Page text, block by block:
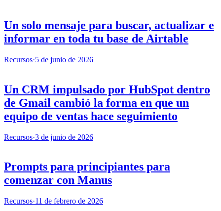
Un solo mensaje para buscar, actualizar e
informar en toda tu base de Airtable
Recursos·5 de junio de 2026
Un CRM impulsado por HubSpot dentro
de Gmail cambió la forma en que un
equipo de ventas hace seguimiento
Recursos·3 de junio de 2026
Prompts para principiantes para
comenzar con Manus
Recursos·11 de febrero de 2026